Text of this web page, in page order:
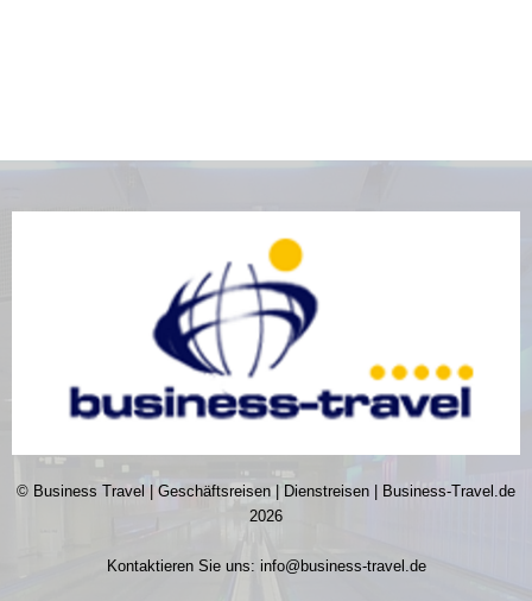
© Business Travel | Geschäftsreisen | Dienstreisen | Business-Travel.de
2026
Kontaktieren Sie uns: info@business-travel.de